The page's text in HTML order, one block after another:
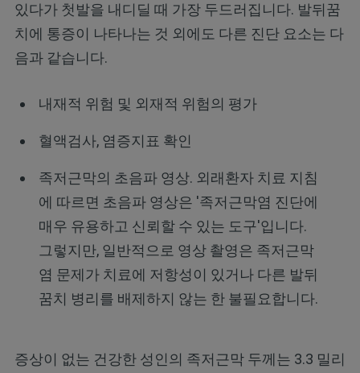
있다가 첫발을 내디딜 때 가장 두드러집니다. 발뒤꿈
치에 통증이 나타나는 것 외에도 다른 진단 요소는 다
음과 같습니다.
내재적 위험 및 외재적 위험의 평가
혈액검사, 염증지표 확인
족저근막의 초음파 영상. 외래환자 치료 지침
에 따르면 초음파 영상은 '족저근막염 진단에
매우 유용하고 신뢰할 수 있는 도구'입니다.
그렇지만, 일반적으로 영상 촬영은 족저근막
염 문제가 치료에 저항성이 있거나 다른 발뒤
꿈치 병리를 배제하지 않는 한 불필요합니다.
증상이 없는 건강한 성인의 족저근막 두께는 3.3 밀리